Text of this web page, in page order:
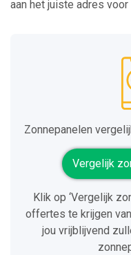
aan het juiste adres
Zonnepanelen
Vergelijk
Klik op ‘Vergelijk
offertes te krijgen
jou vrijblijvend